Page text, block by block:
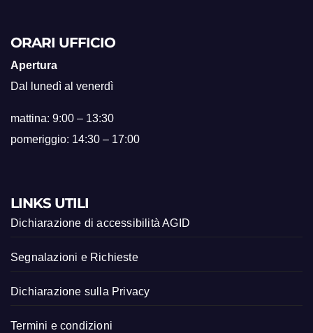
ORARI UFFICIO
Apertura
Dal lunedì al venerdì
mattina: 9:00 – 13:30
pomeriggio: 14:30 – 17:00
LINKS UTILI
Dichiarazione di accessibilità AGID
Segnalazioni e Richieste
Dichiarazione sulla Privacy
Termini e condizioni